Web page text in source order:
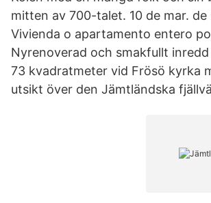
mitten av 700-talet. 10 de mar. de
Vivienda o apartamento entero
Nyrenoverad och smakfullt
73 kvadratmeter vid Frösö kyrka
utsikt över den Jämtländska